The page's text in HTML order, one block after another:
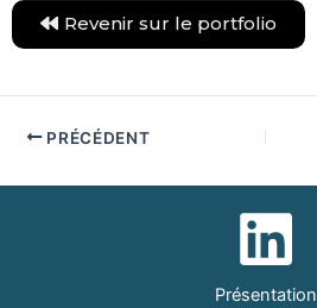
Revenir sur le portfolio
PRÉCÉDENT
Présentation